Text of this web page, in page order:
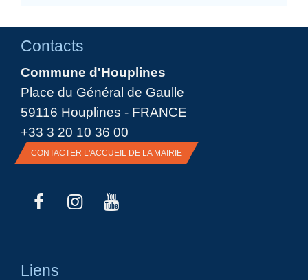
Contacts
Commune d'Houplines
Place du Général de Gaulle
59116 Houplines - FRANCE
+33 3 20 10 36 00
CONTACTER L'ACCUEIL DE LA MAIRIE
Liens